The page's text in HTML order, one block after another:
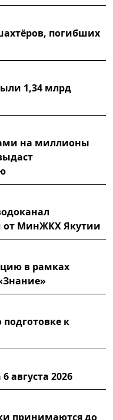
погибших
1,34 млрд
на миллионы
от МинЖКХ Якутии
в рамках
к
августа 2026
принимаются до